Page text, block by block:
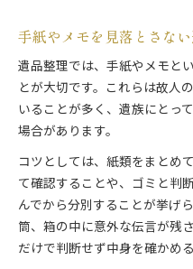
手紙やメモを見落とさな
遺品整理では、手紙やメモと
とが大切です。これらは故人
いることが多く、遺族にとっ
場合があります。
コツとしては、紙類をまとめ
て確認することや、ゴミと判
んでから分別することが挙げ
筒、箱の中に意外な伝言が残
だけで判断せず中身を確かめ